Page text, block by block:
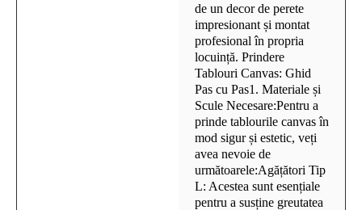
de un decor de perete
impresionant și montat
profesional în propria
locuință. Prindere
Tablouri Canvas: Ghid
Pas cu Pas1. Materiale și
Scule Necesare:Pentru a
prinde tablourile canvas în
mod sigur și estetic, veți
avea nevoie de
următoarele:Agățători Tip
L: Acestea sunt esențiale
pentru a susține greutatea